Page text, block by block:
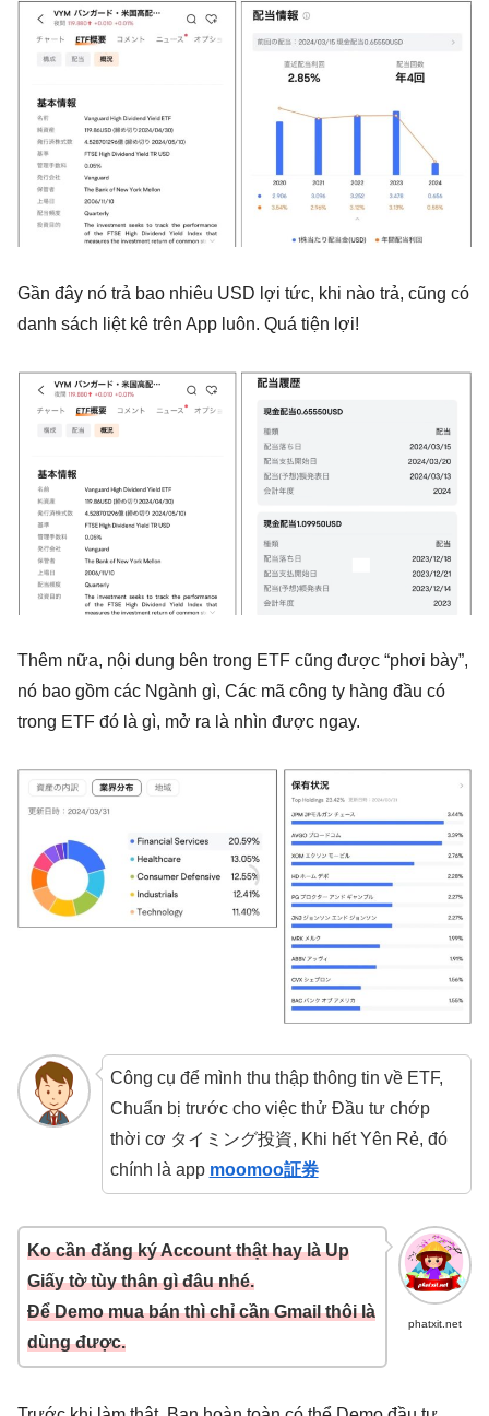
Gần đây nó trả bao nhiêu USD lợi tức, khi nào trả, cũng có
danh sách liệt kê trên App luôn. Quá tiện lợi!
Thêm nữa, nội dung bên trong ETF cũng được “phơi bày”,
nó bao gồm các Ngành gì, Các mã công ty hàng đầu có
trong ETF đó là gì, mở ra là nhìn được ngay.
Công cụ để mình thu thập thông tin về ETF,
Chuẩn bị trước cho việc thử Đầu tư chớp
thời cơ タイミング投資, Khi hết Yên Rẻ, đó
chính là app moomoo証券
phatxit.net
Ko cần đăng ký Account thật hay là Up
Giấy tờ tùy thân gì đâu nhé.
Để Demo mua bán thì chỉ cần Gmail thôi là
dùng được.